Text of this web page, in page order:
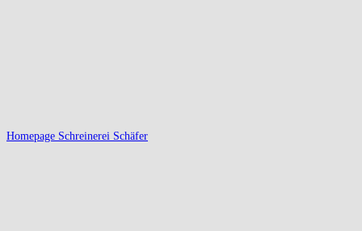
Homepage Schreinerei Schäfer